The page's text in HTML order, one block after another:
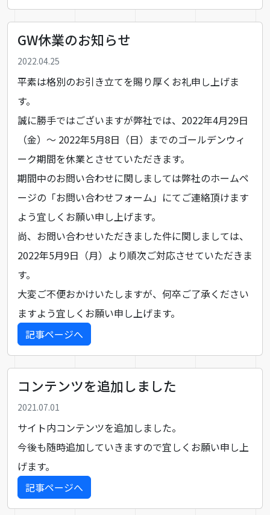
GW休業のお知らせ
2022.04.25
平素は格別のお引き立てを賜り厚くお礼申し上げま
す。
誠に勝手ではございますが弊社では、2022年4月29日
（金）～ 2022年5月8日（日）までのゴールデンウィ
ーク期間を休業とさせていただきます。
期間中のお問い合わせに関しましては弊社のホームペ
ージの「お問い合わせフォーム 」にてご連絡頂けます
よう宜しくお願い申し上げます。
尚、お問い合わせいただきました件に関しましては、
2022年5月9日（月）より順次ご対応させていただきま
す。
大変ご不便おかけいたしますが、何卒ご了承ください
ますよう宜しくお願い申し上げます。
記事ページへ
コンテンツを追加しました
2021.07.01
サイト内コンテンツを追加しました。
今後も随時追加していきますので宜しくお願い申し上
げます。
記事ページへ